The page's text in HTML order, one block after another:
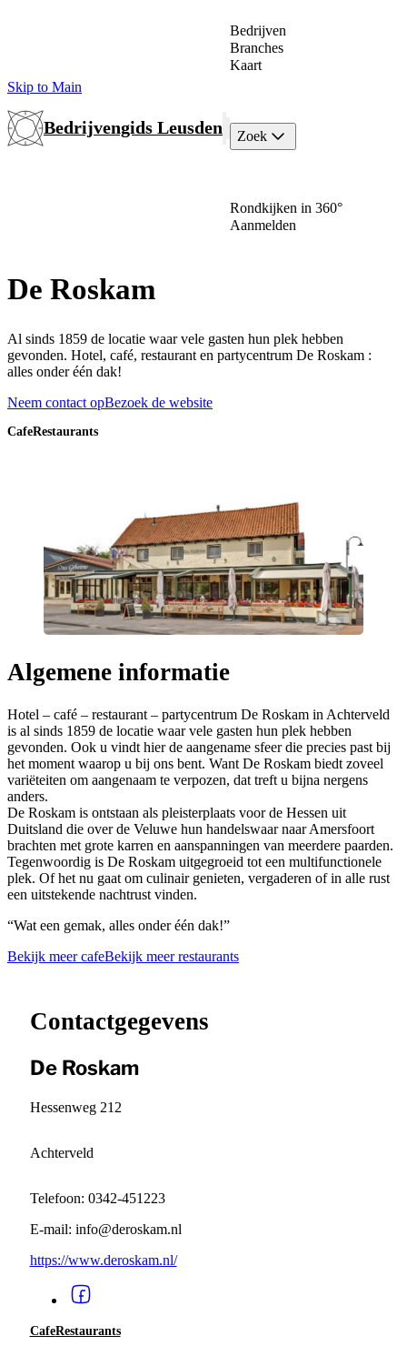
Skip to Main
Bedrijvengids Leusden
Bedrijven
Branches
Kaart
Zoek
Rondkijken in 360°
Aanmelden
De Roskam
Al sinds 1859 de locatie waar vele gasten hun plek hebben
gevonden. Hotel, café, restaurant en partycentrum De Roskam :
alles onder één dak!
Neem contact opBezoek de website
CafeRestaurants
Algemene informatie
Hotel – café – restaurant – partycentrum De Roskam in Achterveld
is al sinds 1859 de locatie waar vele gasten hun plek hebben
gevonden. Ook u vindt hier de aangename sfeer die precies past bij
het moment waarop u bij ons bent. Want De Roskam biedt zoveel
variëteiten om aangenaam te verpozen, dat treft u bijna nergens
anders.
De Roskam is ontstaan als pleisterplaats voor de Hessen uit
Duitsland die over de Veluwe hun handelswaar naar Amersfoort
brachten met grote karren en aanspanningen van meerdere paarden.
Tegenwoordig is De Roskam uitgegroeid tot een multifunctionele
plek. Of het nu gaat om culinair genieten, vergaderen of in alle rust
een uitstekende nachtrust vinden.
“Wat een gemak, alles onder één dak!”
Bekijk meer cafeBekijk meer restaurants
−
Leaflet |©OpenStreetMap
Contactgegevens
De Roskam
Hessenweg 212
Achterveld
Telefoon: 0342-451223
E-mail: info@deroskam.nl
https://www.deroskam.nl/
CafeRestaurants